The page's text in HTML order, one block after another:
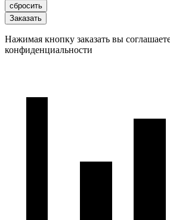
Нажимая кнопку заказать вы
конфиденциальности